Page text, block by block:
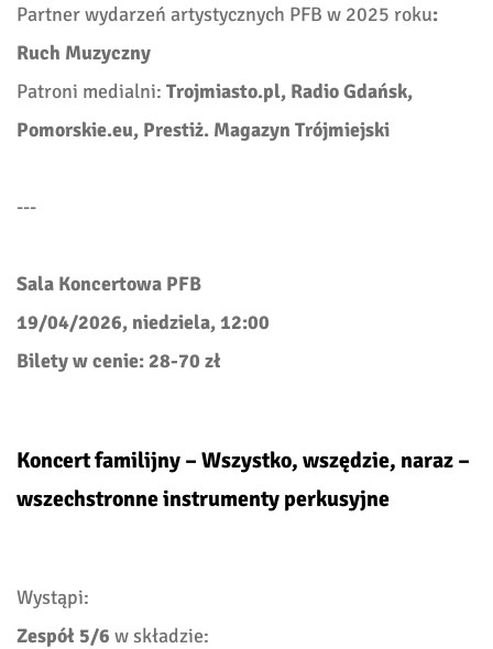
Partner wydarzeń artystycznych PFB w 2025 roku:
Ruch Muzyczny
Patroni medialni:Trojmiasto.pl, Radio Gdańsk,
Pomorskie.eu, Prestiż. Magazyn Trójmiejski
---
Sala Koncertowa PFB
19/04/2026, niedziela, 12:00
Bilety w cenie: 28-70 zł
Koncert familijny – Wszystko, wszędzie, naraz –
wszechstronne instrumenty perkusyjne
Wystąpi:
Zespół 5/6 w składzie: